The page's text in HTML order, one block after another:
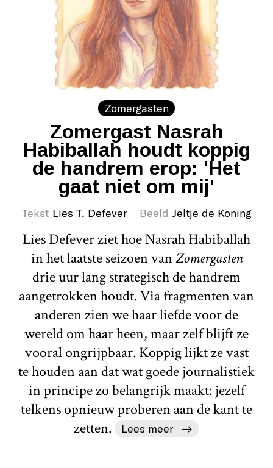
Zomergasten
Zomergast Nasrah
Habiballah houdt koppig
de handrem erop: 'Het
gaat niet om mij'
Tekst Lies T. Defever Beeld Jeltje de Koning
Lies Defever ziet hoe Nasrah Habiballah
in het laatste seizoen vanZomergasten
drie uur lang strategisch de handrem
aangetrokken houdt. Via fragmenten van
anderen zien we haar liefde voor de
wereld om haar heen, maar zelf blijft ze
vooral ongrijpbaar. Koppig lijkt ze vast
te houden aan dat wat goede journalistiek
in principe zo belangrijk maakt: jezelf
telkens opnieuw proberen aan de kant te
zetten.
Lees meer